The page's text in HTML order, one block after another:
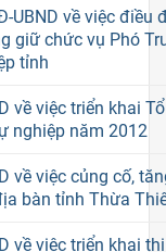
UBND về việc điều
giữ chức vụ Phó
tỉnh
về việc triển khai
nghiệp năm 2012
về việc củng cố,
bàn tỉnh Thừa
về việc triển khai